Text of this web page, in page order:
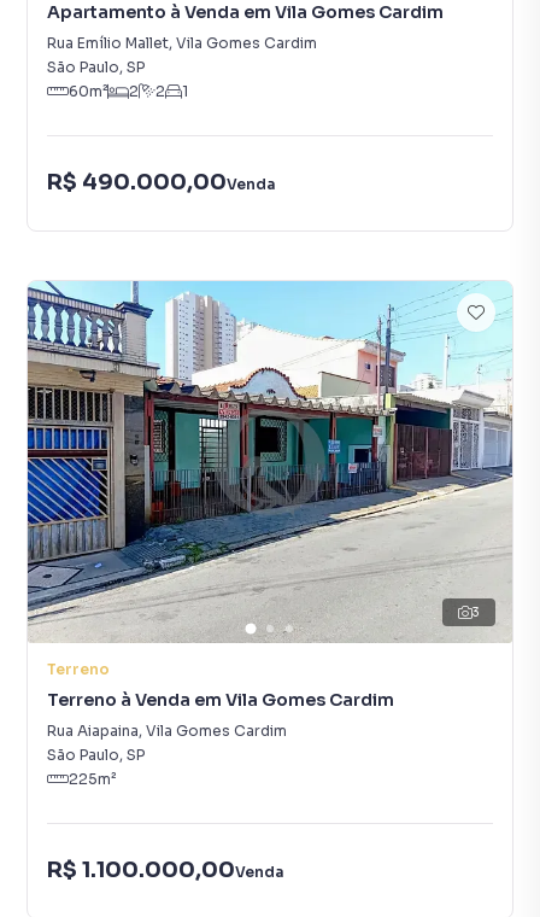
Apartamento à Venda em Vila Gomes Cardim
Rua Emílio Mallet, Vila Gomes Cardim
São Paulo, SP
60m² 2 2 1
R$ 490.000,00Venda
3
Terreno
Terreno à Venda em Vila Gomes Cardim
Rua Aiapaina, Vila Gomes Cardim
São Paulo, SP
225m²
R$ 1.100.000,00Venda